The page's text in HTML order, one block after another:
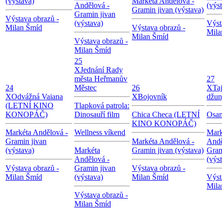
Výstava obrazů -
Milan Šmíd
Andělová -
Gramin jivan
(výstava)
Výstava obrazů -
Milan Šmíd
Gramin jivan (výstava)
Výstava obrazů -
Milan Šmíd
24
XOdvážná Vaiana
(LETNÍ KINO
KONOPÁČ)
Markéta Andělová -
Gramin jivan
(výstava)
Výstava obrazů -
Milan Šmíd
25
XJednání Rady
města Heřmanův
Městec
Tlapková patrola:
Dinosauří film
Wellness víkend
Markéta
Andělová -
Gramin jivan
(výstava)
Výstava obrazů -
Milan Šmíd
26
XBojovník
Chica Checa (LETNÍ
KINO KONOPÁČ)
Markéta Andělová -
Gramin jivan (výstava)
Výstava obrazů -
Milan Šmíd
27
X